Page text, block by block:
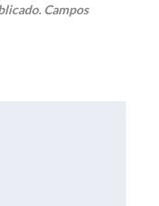
Campos